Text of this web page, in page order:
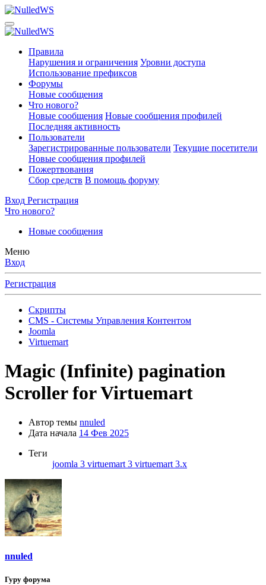
Правила
Нарушения и ограничения Уровни доступа
Использование префиксов
Форумы
Новые сообщения
Что нового?
Новые сообщения Новые сообщения профилей
Последняя активность
Пользователи
Зарегистрированные пользователи Текущие посетители
Новые сообщения профилей
Пожертвования
Сбор средств В помощь форуму
Вход Регистрация
Что нового?
Новые сообщения
Меню
Вход
Регистрация
Скрипты
CMS - Системы Управления Контентом
Joomla
Virtuemart
Magic (Infinite) pagination
Scroller for Virtuemart
Автор темы nnuled
Дата начала 14 Фев 2025
Теги
joomla 3 virtuemart 3 virtuemart 3.x
nnuled
Гуру форума